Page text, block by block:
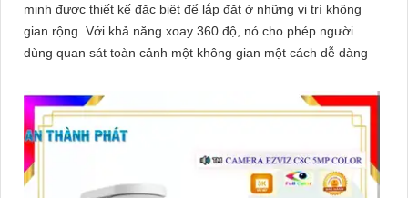
minh được thiết kế đặc biệt để lắp đặt ở những vị trí không
gian rộng. Với khả năng xoay 360 độ, nó cho phép người
dùng quan sát toàn cảnh một không gian một cách dễ dàng